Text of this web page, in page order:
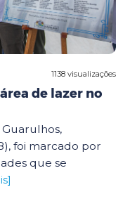
1138 visualizações
de lazer no
foi marcado por
que se